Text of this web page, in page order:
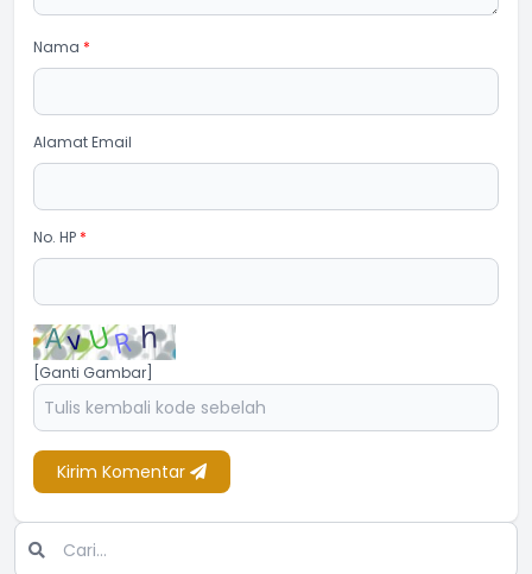
Nama *
Alamat Email
No. HP *
[Ganti Gambar]
Kirim Komentar